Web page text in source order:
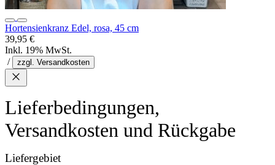
Hortensienkranz Edel, rosa, 45 cm
39,95 €
Inkl. 19% MwSt.
/
zzgl. Versandkosten
Lieferbedingungen,
Versandkosten und Rückgabe
Liefergebiet